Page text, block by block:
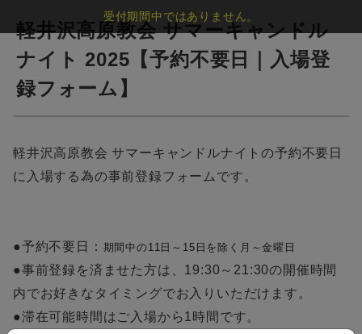
軽井沢高原教会 サマーキャンドル
ナイト 2025【予約不要日｜入場登
録フォーム】
軽井沢高原教会 サマーキャンドルナイトの予約不要日
に入場する為の事前登録フォームです。
●予約不要日： 期間中の11日～15日を除く月～金曜日
●事前登録を済ませた方は、19:30～21:30の開催時間
内でお好きなタイミングでお入りいただけます。
●滞在可能時間はご入場から1時間です。
受付期間中ではありません。